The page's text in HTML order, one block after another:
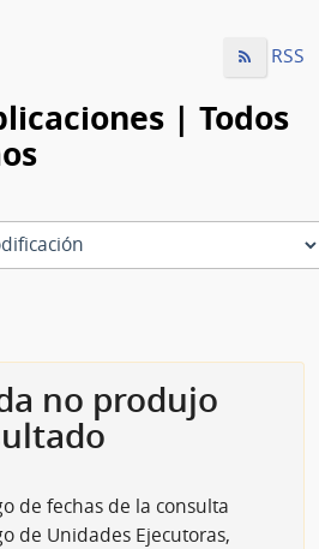
RSS
| Todos
no produjo
de fechas de la consulta
de Unidades Ejecutoras,